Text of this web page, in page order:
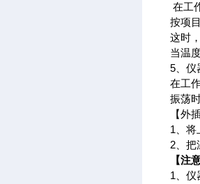
在工
按项
这时
当温
5、仪
在工
振荡
【外
1、将
2、把
【注
1、仪